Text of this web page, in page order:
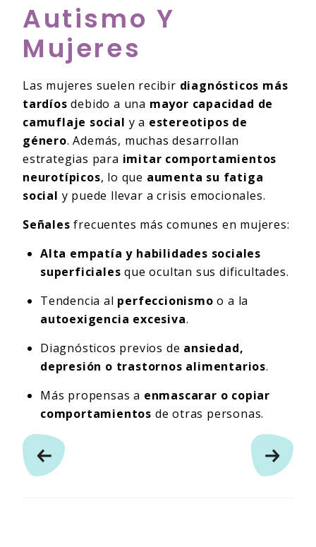
Autismo Y
Mujeres
Las mujeres suelen recibir diagnósticos más
tardíos debido a una mayor capacidad de
camuflaje social y a estereotipos de
género. Además, muchas desarrollan
estrategias para imitar comportamientos
neurotípicos, lo que aumenta su fatiga
social y puede llevar a crisis emocionales.
Señales frecuentes más comunes en mujeres:
Alta empatía y habilidades sociales
superficiales que ocultan sus dificultades.
Tendencia al perfeccionismo o a la
autoexigencia excesiva.
Diagnósticos previos de ansiedad,
depresión o trastornos alimentarios.
Más propensas a enmascarar o copiar
comportamientos de otras personas.